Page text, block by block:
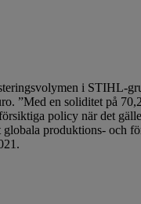
i STIHL-
”Med en soliditet på
policy när det
produktions- och